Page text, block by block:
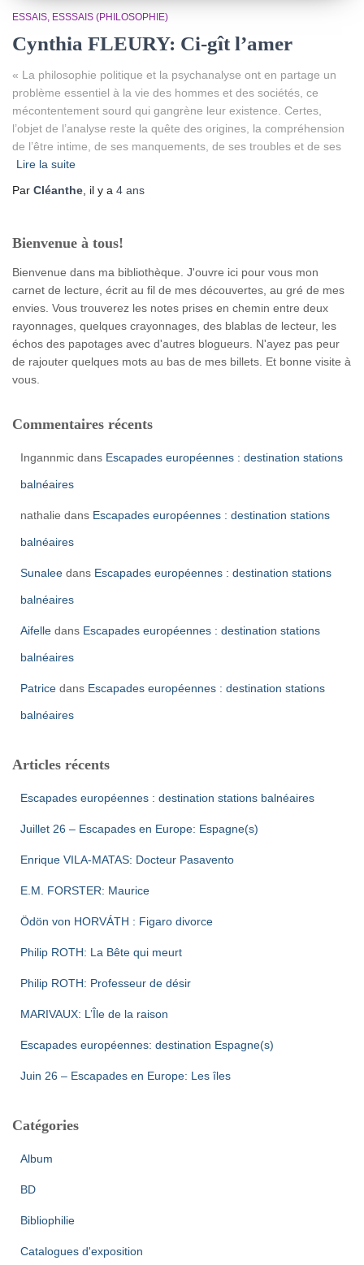
ESSAIS ESSSAIS (PHILOSOPHIE)
Cynthia FLEURY: Ci-gît l’amer
« La philosophie politique et la psychanalyse ont en partage un
problème essentiel à la vie des hommes et des sociétés, ce
mécontentement sourd qui gangrène leur existence. Certes,
l’objet de l’analyse reste la quête des origines, la compréhension
de l’être intime, de ses manquements, de ses troubles et de ses
Lire la suite
Par Cléanthe , il y a 4 ans
Bienvenue à tous!
Bienvenue dans ma bibliothèque. J'ouvre ici pour vous mon
carnet de lecture, écrit au fil de mes découvertes, au gré de mes
envies. Vous trouverez les notes prises en chemin entre deux
rayonnages, quelques crayonnages, des blablas de lecteur, les
échos des papotages avec d'autres blogueurs. N'ayez pas peur
de rajouter quelques mots au bas de mes billets. Et bonne visite à
vous.
Commentaires récents
Ingannmic dans Escapades européennes : destination stations
balnéaires
nathalie dans Escapades européennes : destination stations
balnéaires
Sunalee dans Escapades européennes : destination stations
balnéaires
Aifelle dans Escapades européennes : destination stations
balnéaires
Patrice dans Escapades européennes : destination stations
balnéaires
Articles récents
Escapades européennes : destination stations balnéaires
Juillet 26 – Escapades en Europe: Espagne(s)
Enrique VILA-MATAS: Docteur Pasavento
E.M. FORSTER: Maurice
Ödön von HORVÁTH : Figaro divorce
Philip ROTH: La Bête qui meurt
Philip ROTH: Professeur de désir
MARIVAUX: L’Île de la raison
Escapades européennes: destination Espagne(s)
Juin 26 – Escapades en Europe: Les îles
Catégories
Album
BD
Bibliophilie
Catalogues d'exposition